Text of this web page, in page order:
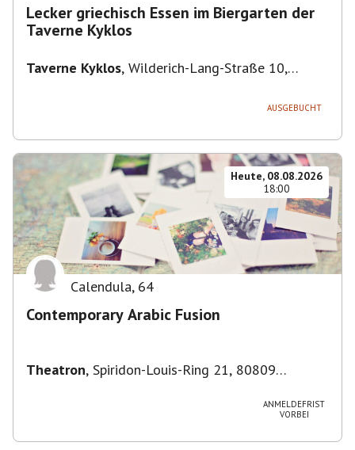
Lecker griechisch Essen im Biergarten der
Taverne Kyklos
Taverne Kyklos, Wilderich-Lang-Straße 10,
AUSGEBUCHT
Heute, 08.08.2026
18:00
Calendula, 64
Contemporary Arabic Fusion
Theatron, Spiridon-Louis-Ring 21, 80809
ANMELDEFRIST
VORBEI